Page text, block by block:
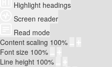
Highlight headings
Screen reader
Read mode
Content scaling 100%
Font size 100%
Line height 100%